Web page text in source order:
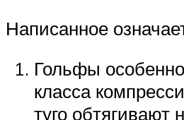
Написанное
Гольфы
класса
туго обтягивают